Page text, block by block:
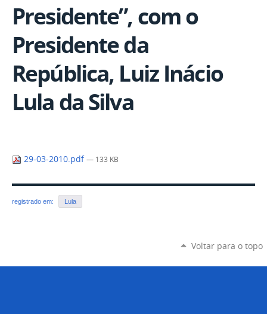
Presidente”, com o
Presidente da
República, Luiz Inácio
Lula da Silva
29-03-2010.pdf — 133 KB
registrado em: Lula
Voltar para o topo